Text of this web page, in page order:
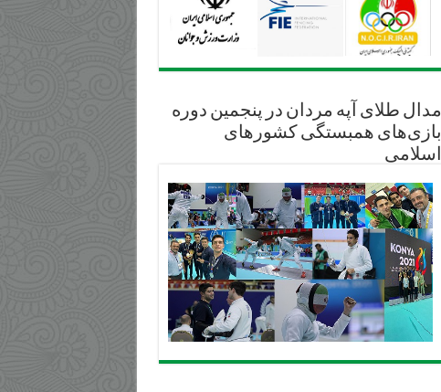
مدال طلای آپه مردان در پنجمین دوره
بازی‌های همبستگی کشورهای
اسلامی